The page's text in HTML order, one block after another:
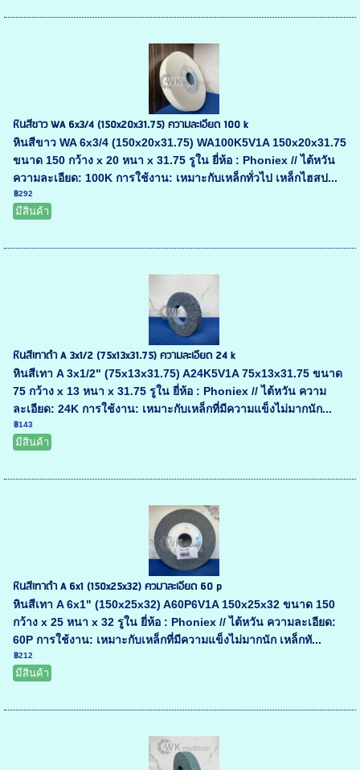
หินสีขาว WA 6x3/4 (150x20x31.75) ความละเอียด 100 k
หินสีขาว WA 6x3/4 (150x20x31.75) WA100K5V1A 150x20x31.75
ขนาด 150 กว้าง x 20 หนา x 31.75 รูใน ยี่ห้อ : Phoniex // ไต้หวัน
ความละเอียด: 100K การใช้งาน: เหมาะกับเหล็กทั่วไป เหล็กไฮสป...
฿292
มีสินค้า
หินสีเทาดำ A 3x1/2 (75x13x31.75) ความละเอียด 24 k
หินสีเทา A 3x1/2" (75x13x31.75) A24K5V1A 75x13x31.75 ขนาด
75 กว้าง x 13 หนา x 31.75 รูใน ยี่ห้อ : Phoniex // ไต้หวัน ความ
ละเอียด: 24K การใช้งาน: เหมาะกับเหล็กที่มีความแข็งไม่มากนัก...
฿143
มีสินค้า
หินสีเทาดำ A 6x1 (150x25x32) ควมาละเอียด 60 p
หินสีเทา A 6x1" (150x25x32) A60P6V1A 150x25x32 ขนาด 150
กว้าง x 25 หนา x 32 รูใน ยี่ห้อ : Phoniex // ไต้หวัน ความละเอียด:
60P การใช้งาน: เหมาะกับเหล็กที่มีความแข็งไม่มากนัก เหล็กทั...
฿212
มีสินค้า